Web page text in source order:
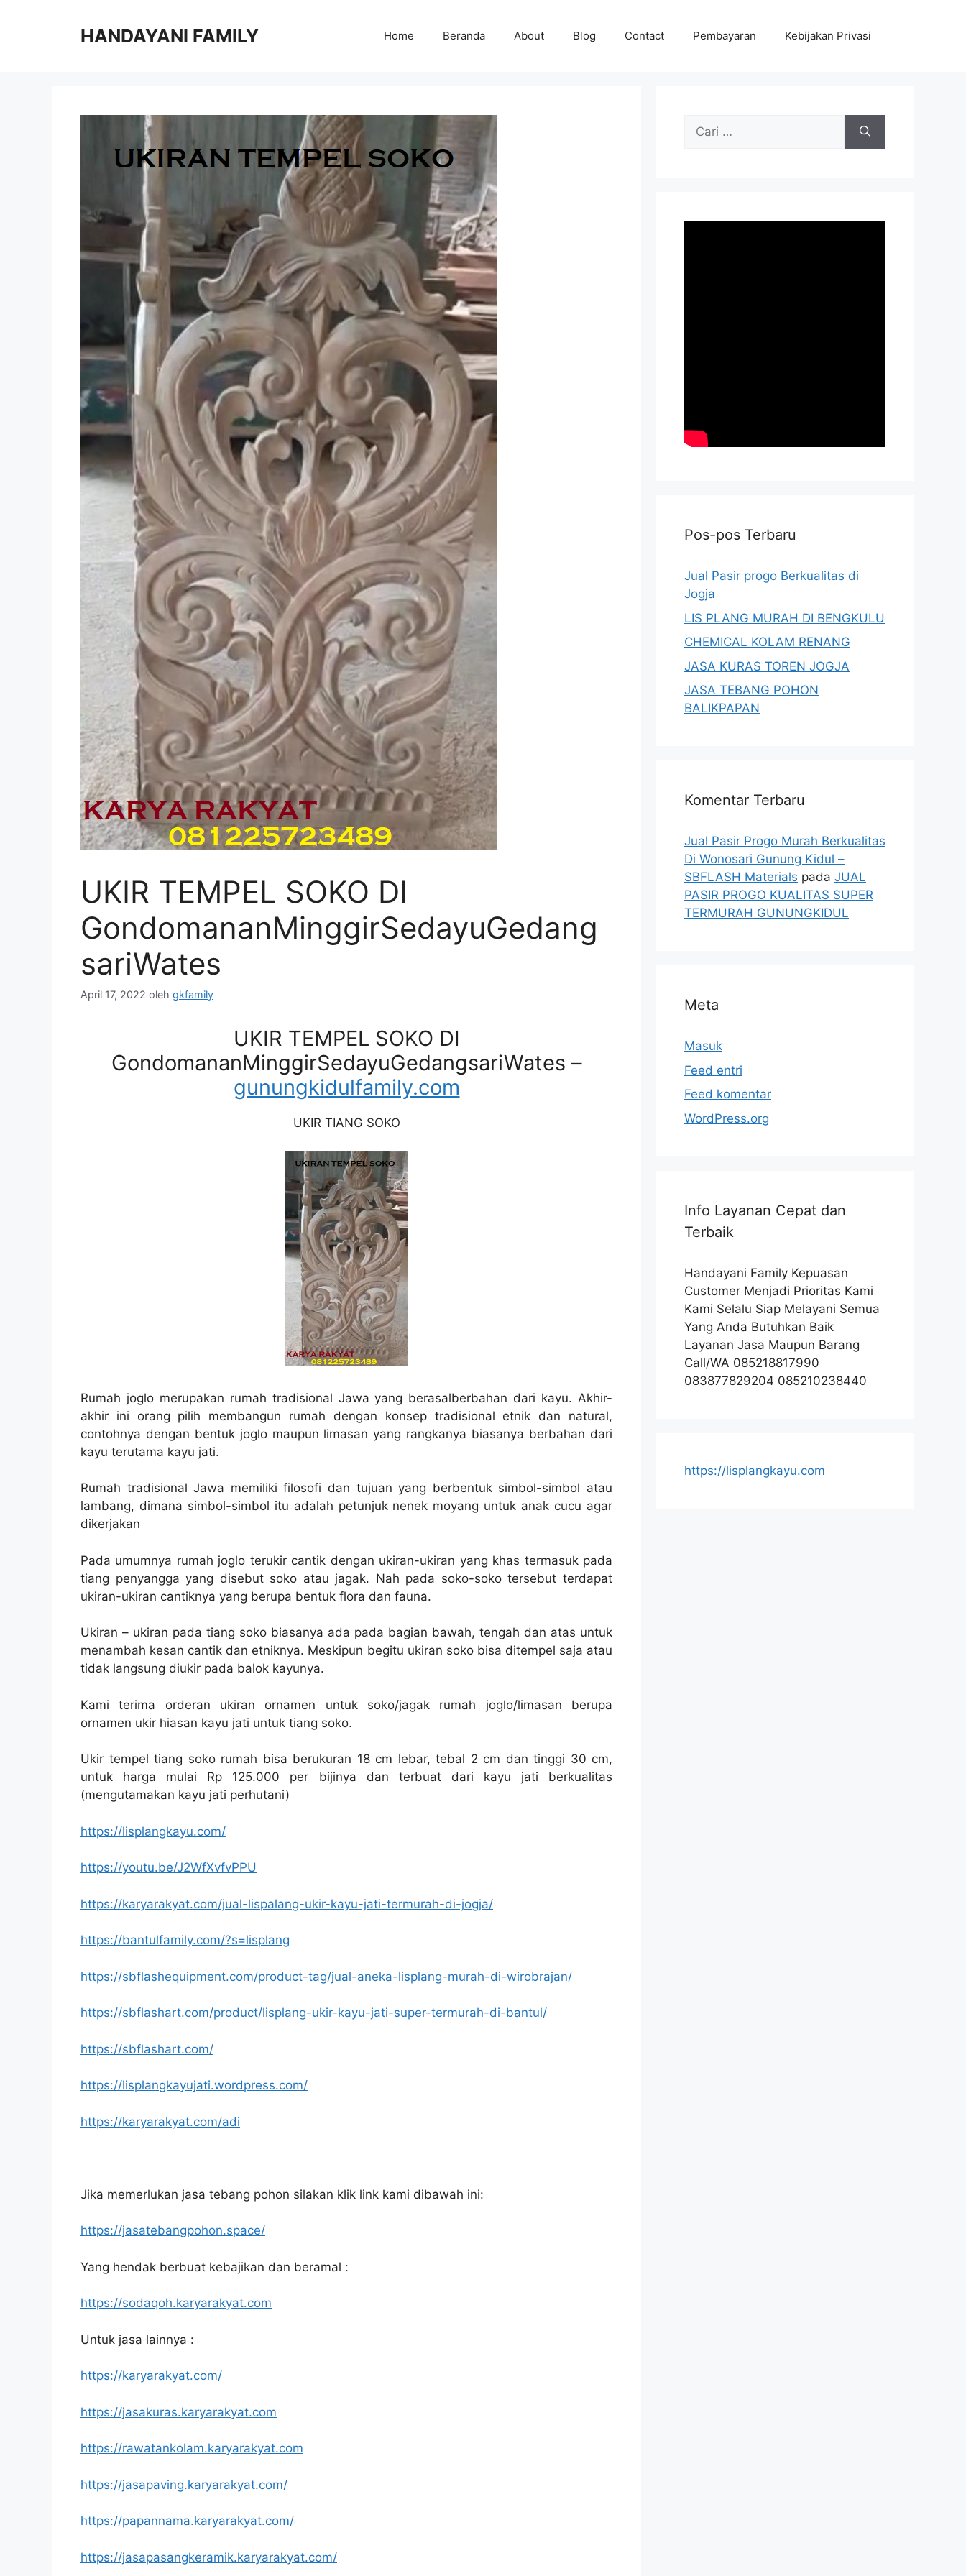
HANDAYANI FAMILY Home Beranda About Blog Contact Pembayaran Kebijakan Privasi
UKIR TEMPEL SOKO DI
GondomananMinggirSedayuGedang
sariWates
April 17, 2022 oleh gkfamily
UKIR TEMPEL SOKO DI
GondomananMinggirSedayuGedangsariWates –
gunungkidulfamily.com
UKIR TIANG SOKO
Rumah joglo merupakan rumah tradisional Jawa yang berasalberbahan dari kayu. Akhir-
akhir ini orang pilih membangun rumah dengan konsep tradisional etnik dan natural,
contohnya dengan bentuk joglo maupun limasan yang rangkanya biasanya berbahan dari
kayu terutama kayu jati.
Rumah tradisional Jawa memiliki filosofi dan tujuan yang berbentuk simbol-simbol atau
lambang, dimana simbol-simbol itu adalah petunjuk nenek moyang untuk anak cucu agar
dikerjakan
Pada umumnya rumah joglo terukir cantik dengan ukiran-ukiran yang khas termasuk pada
tiang penyangga yang disebut soko atau jagak. Nah pada soko-soko tersebut terdapat
ukiran-ukiran cantiknya yang berupa bentuk flora dan fauna.
Ukiran – ukiran pada tiang soko biasanya ada pada bagian bawah, tengah dan atas untuk
menambah kesan cantik dan etniknya. Meskipun begitu ukiran soko bisa ditempel saja atau
tidak langsung diukir pada balok kayunya.
Kami terima orderan ukiran ornamen untuk soko/jagak rumah joglo/limasan berupa
ornamen ukir hiasan kayu jati untuk tiang soko.
Ukir tempel tiang soko rumah bisa berukuran 18 cm lebar, tebal 2 cm dan tinggi 30 cm,
untuk harga mulai Rp 125.000 per bijinya dan terbuat dari kayu jati berkualitas
(mengutamakan kayu jati perhutani)
https://lisplangkayu.com/
https://youtu.be/J2WfXvfvPPU
https://karyarakyat.com/jual-lispalang-ukir-kayu-jati-termurah-di-jogja/
https://bantulfamily.com/?s=lisplang
https://sbflashequipment.com/product-tag/jual-aneka-lisplang-murah-di-wirobrajan/
https://sbflashart.com/product/lisplang-ukir-kayu-jati-super-termurah-di-bantul/
https://sbflashart.com/
https://lisplangkayujati.wordpress.com/
https://karyarakyat.com/adi
Jika memerlukan jasa tebang pohon silakan klik link kami dibawah ini:
https://jasatebangpohon.space/
Yang hendak berbuat kebajikan dan beramal :
https://sodaqoh.karyarakyat.com
Untuk jasa lainnya :
https://karyarakyat.com/
https://jasakuras.karyarakyat.com
https://rawatankolam.karyarakyat.com
https://jasapaving.karyarakyat.com/
https://papannama.karyarakyat.com/
https://jasapasangkeramik.karyarakyat.com/
Cari
Pos-pos Terbaru
Jual Pasir progo Berkualitas di
Jogja
LIS PLANG MURAH DI BENGKULU
CHEMICAL KOLAM RENANG
JASA KURAS TOREN JOGJA
JASA TEBANG POHON
BALIKPAPAN
Komentar Terbaru
Jual Pasir Progo Murah Berkualitas
Di Wonosari Gunung Kidul –
SBFLASH Materials pada JUAL
PASIR PROGO KUALITAS SUPER
TERMURAH GUNUNGKIDUL
Meta
Masuk
Feed entri
Feed komentar
WordPress.org
Info Layanan Cepat dan
Terbaik
Handayani Family Kepuasan
Customer Menjadi Prioritas Kami
Kami Selalu Siap Melayani Semua
Yang Anda Butuhkan Baik
Layanan Jasa Maupun Barang
Call/WA 085218817990
083877829204 085210238440
https://lisplangkayu.com